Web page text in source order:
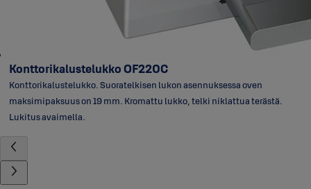
Konttorikalustelukko OF220C
Konttorikalustelukko. Suoratelkisen lukon asennuksessa oven
maksimipaksuus on 19 mm. Kromattu lukko, telki niklattua terästä.
Lukitus avaimella.